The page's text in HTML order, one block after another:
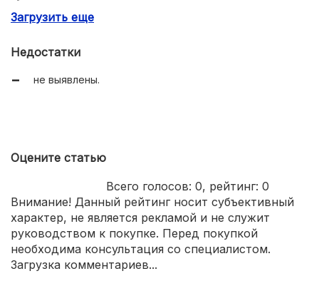
большое количество карманов.
Загрузить еще
Недостатки
не выявлены.
Оцените статью
Всего голосов: 0, рейтинг: 0
Внимание! Данный рейтинг носит субъективный
характер, не является рекламой и не служит
руководством к покупке. Перед покупкой
необходима консультация со специалистом.
Загрузка комментариев...